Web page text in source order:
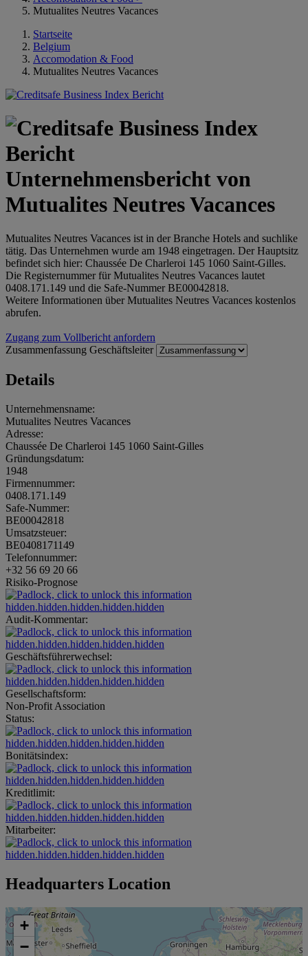
Mutualites Neutres Vacances
Startseite
Belgium
Accomodation & Food
Mutualites Neutres Vacances
Unternehmensbericht von
Mutualites Neutres Vacances
Mutualites Neutres Vacances ist in der Branche Hotels and suchlike
tätig. Das Unternehmen wurde am 1948 eingetragen. Der Hauptsitz
befindet sich hier: Chaussée De Charleroi 145 1060 Saint-Gilles.
Die Registernummer für Mutualites Neutres Vacances lautet
0408.171.149 und die Safe-Nummer BE00042818.
Weitere Informationen über Mutualites Neutres Vacances kostenlos
abrufen.
Zugang zum Vollbericht anfordern
Zusammenfassung Geschäftsleiter
Details
Unternehmensname:
Mutualites Neutres Vacances
Adresse:
Chaussée De Charleroi 145 1060 Saint-Gilles
Gründungsdatum:
1948
Firmennummer:
0408.171.149
Safe-Nummer:
BE00042818
Umsatzsteuer:
BE0408171149
Telefonnummer:
+32 56 69 20 66
Risiko-Prognose
hidden.hidden.hidden.hidden.hidden
Audit-Kommentar:
hidden.hidden.hidden.hidden.hidden
Geschäftsführerwechsel:
hidden.hidden.hidden.hidden.hidden
Gesellschaftsform:
Non-Profit Association
Status:
hidden.hidden.hidden.hidden.hidden
Bonitätsindex:
hidden.hidden.hidden.hidden.hidden
Kreditlimit:
hidden.hidden.hidden.hidden.hidden
Mitarbeiter:
hidden.hidden.hidden.hidden.hidden
Headquarters Location
+
−